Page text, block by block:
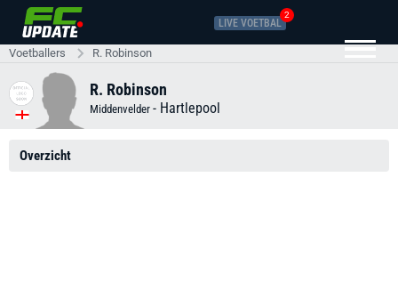
LIVE VOETBAL
2
Voetballers R. Robinson
R. Robinson
Middenvelder - Hartlepool
Overzicht